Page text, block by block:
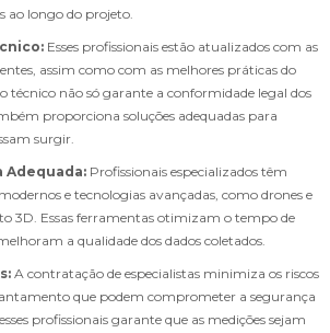
ao longo do projeto.
Esses profissionais estão atualizados com as
assim como com as melhores práticas do
técnico não só garante a conformidade legal dos
proporciona soluções adequadas para
surgir.
Adequada: Profissionais especializados têm
e tecnologias avançadas, como drones e
3D. Essas ferramentas otimizam o tempo de
a qualidade dos dados coletados.
A contratação de especialistas minimiza os riscos
que podem comprometer a segurança
profissionais garante que as medições sejam